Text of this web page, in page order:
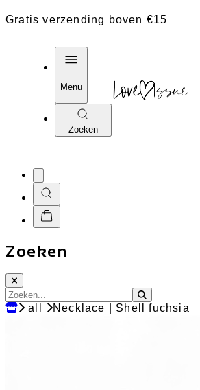
Gratis verzending boven €15
Menu
Zoeken
Zoeken
all Necklace | Shell fuchsia